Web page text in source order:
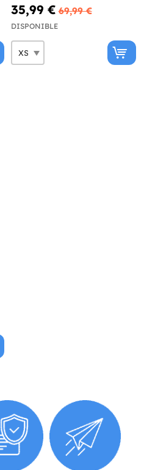
35,99 € 69,99 €
DISPONIBLE